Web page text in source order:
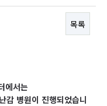
목록
에서는
병원이 진행되었습니